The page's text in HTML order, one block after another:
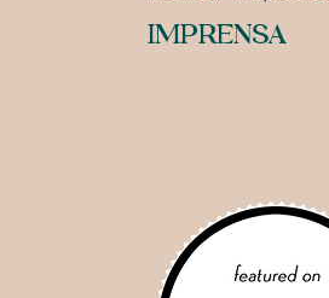
IMPRENSA